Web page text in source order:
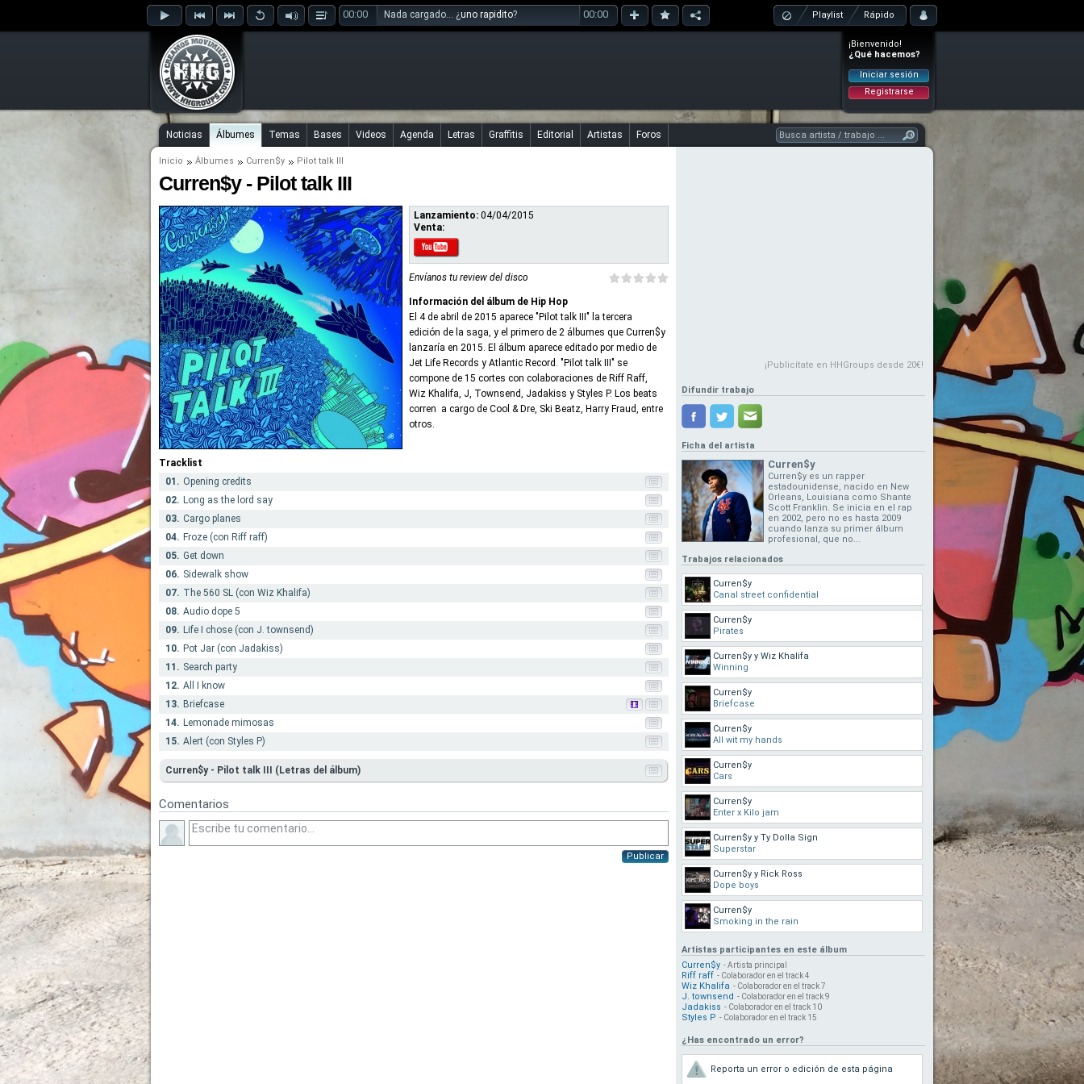
00:00 Nada cargado... ¿uno rapidito? 00:00 Playlist Rápido
¡Bienvenido!
¿Qué hacemos?
Iniciar sesión
Registrarse
Noticias Álbumes Temas Bases Videos Agenda Letras Graffitis Editorial Artistas Foros
Inicio Álbumes Curren$y Pilot talk III
Curren$y - Pilot talk III
Lanzamiento: 04/04/2015
Venta:
Envíanos tu review del disco
Información del álbum de Hip Hop
El 4 de abril de 2015 aparece "Pilot talk III" la tercera
edición de la saga, y el primero de 2 álbumes que Curren$y
lanzaría en 2015. El álbum aparece editado por medio de
Jet Life Records y Atlantic Record. "Pilot talk III" se
compone de 15 cortes con colaboraciones de Riff Raff,
Wiz Khalifa, J, Townsend, Jadakiss y Styles P. Los beats
corren a cargo de Cool & Dre, Ski Beatz, Harry Fraud, entre
otros.
Tracklist
01. Opening credits
02. Long as the lord say
03. Cargo planes
04. Froze (con Riff raff)
05. Get down
06. Sidewalk show
07. The 560 SL (con Wiz Khalifa)
08. Audio dope 5
09. Life I chose (con J. townsend)
10. Pot Jar (con Jadakiss)
11. Search party
12. All I know
13. Briefcase
14. Lemonade mimosas
15. Alert (con Styles P)
Curren$y - Pilot talk III (Letras del álbum)
Comentarios
Publicar
¡Publicítate en HHGroups desde 20€!
Difundir trabajo
Ficha del artista
Curren$y
Curren$y es un rapper
estadounidense, nacido en New
Orleans, Louisiana como Shante
Scott Franklin. Se inicia en el rap
en 2002, pero no es hasta 2009
cuando lanza su primer álbum
profesional, que no...
Trabajos relacionados
Curren$y
Canal street confidential
Curren$y
Pirates
Curren$y y Wiz Khalifa
Winning
Curren$y
Briefcase
Curren$y
All wit my hands
Curren$y
Cars
Curren$y
Enter x Kilo jam
Curren$y y Ty Dolla Sign
Superstar
Curren$y y Rick Ross
Dope boys
Curren$y
Smoking in the rain
Artistas participantes en este álbum
Curren$y - Artista principal
Riff raff - Colaborador en el track 4
Wiz Khalifa - Colaborador en el track 7
J. townsend - Colaborador en el track 9
Jadakiss - Colaborador en el track 10
Styles P - Colaborador en el track 15
¿Has encontrado un error?
Reporta un error o edición de esta página